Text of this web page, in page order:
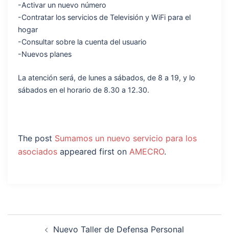
-Activar un nuevo número
-Contratar los servicios de Televisión y WiFi para el
hogar
-Consultar sobre la cuenta del usuario
-Nuevos planes
La atención será, de lunes a sábados, de 8 a 19, y lo
sábados en el horario de 8.30 a 12.30.
The post Sumamos un nuevo servicio para los
asociados appeared first on AMECRO.
Nuevo Taller de Defensa Personal